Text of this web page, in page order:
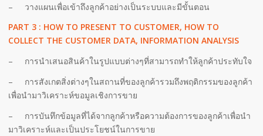
– วางแผนเพื่อเข้าถึงลูกค้าอย่างเป็นระบบและมีขั้นตอน
PART 3 : HOW TO PRESENT TO CUSTOMER, HOW TO
COLLECT THE CUSTOMER DATA, INFORMATION ANALYSIS
– การนำเสนอสินค้าในรูปแบบต่างๆที่สามารถทำให้ลูกค้าประทับใจ
– การสังเกตสิ่งต่างๆในสถานที่ของลูกค้ารวมถึงพฤติกรรมของลูกค้า
เพื่อนำมาวิเคราะห์ขอมูลเชิงการขาย
– การบันทึกข้อมูลที่ได้จากลูกค้าหรือความต้องการของลูกค้าเพื่อนำ
มาวิเคราะห์และเป็นประโยชน์ในการขาย